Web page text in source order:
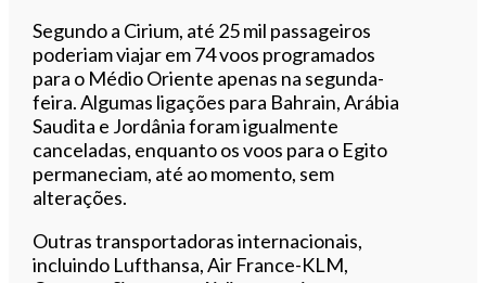
Segundo a Cirium, até 25 mil passageiros
poderiam viajar em 74 voos programados
para o Médio Oriente apenas na segunda-
feira. Algumas ligações para Bahrain, Arábia
Saudita e Jordânia foram igualmente
canceladas, enquanto os voos para o Egito
permaneciam, até ao momento, sem
alterações.
Outras transportadoras internacionais,
incluindo Lufthansa, Air France-KLM,